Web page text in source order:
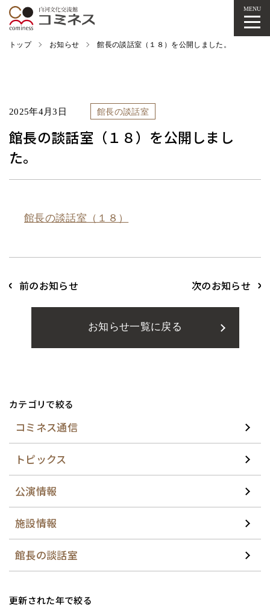
MENU
トップ お知らせ 館長の談話室（１８）を公開しました。
2025年4月3日 館長の談話室
館長の談話室（１８）を公開しまし
た。
館長の談話室（１８）
前のお知らせ 次のお知らせ
お知らせ一覧に戻る
カテゴリで絞る
コミネス通信
トピックス
公演情報
施設情報
館長の談話室
更新された年で絞る